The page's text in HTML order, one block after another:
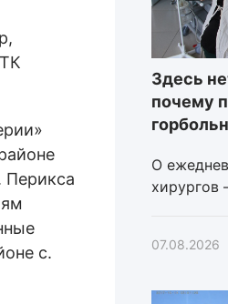
Перикса
с.
Здесь
почему
О
хирургов
07.08.2026